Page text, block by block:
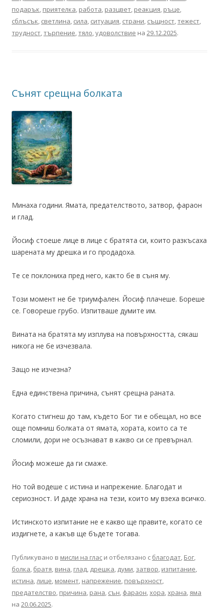
подарък, приятелка, работа, разцвет, реакция, ръце,
сблъсък, светлина, сила, ситуация, страни, същност,тежест,
трудност,търпение,тяло,удоволствие на 29.12.2025.
Сънят срещна болката
Минаха години. Ямата, предателството, затвор, фараон
и глад.
Йосиф стоеше лице в лице с братята си, които разкъсаха
шарената му дрешка и го продадоха.
Те се поклониха пред него, както бе в съня му.
Този момент не бе триумфален. Йосиф плачеше. Бореше
се. Говореше грубо. Изпитваше думите им.
Вината на братята му изплува на повърхността, сякаш
никога не бе изчезвала.
Защо не изчезна?
Една единствена причина, сънят срещна раната.
Когато стигнеш до там, където Бог ти е обещал, но все
още помниш болката от ямата, хората, които са те
сломили, дори не осъзнават в какво си се превърнал.
Йосиф можеше да ги смаже.
Но той водеше с истина и напрежение. Благодат и
сериозност. И даде храна на тези, които му взеха всичко.
Истинското изпитание не е какво ще правите, когато се
издигнете, а какъв ще бъдете тогава.
Публикувано в мисли на глас и отбелязано с благодат, Бог,
болка, братя, вина, глад, дрешка, думи, затвор, изпитание,
истина,лице, момент, напрежение, повърхност,
предателство, причина, рана, сън, фараон,хора,храна,яма
на 20.06.2025.